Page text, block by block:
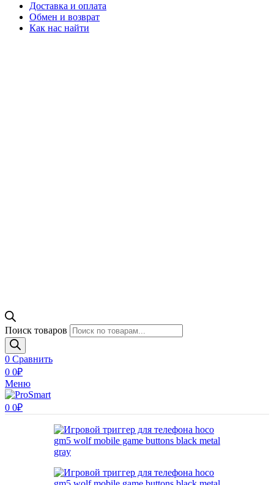
Доставка и оплата
Обмен и возврат
Как нас найти
Поиск товаров
0 Сравнить
0 0₽
Меню
0 0₽